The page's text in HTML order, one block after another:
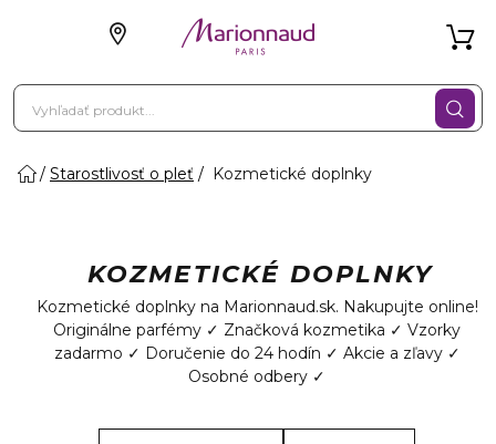
Starostlivosť o pleť Kozmetické doplnky
KOZMETICKÉ DOPLNKY
Kozmetické doplnky na Marionnaud.sk. Nakupujte online!
Originálne parfémy ✓ Značková kozmetika ✓ Vzorky
zadarmo ✓ Doručenie do 24 hodín ✓ Akcie a zľavy ✓
Osobné odbery ✓